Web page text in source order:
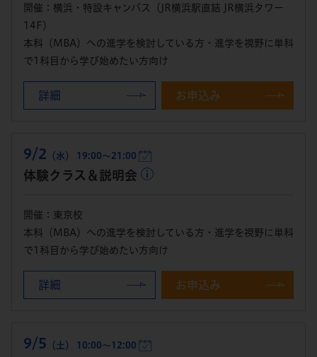
開催：横浜・特設キャンパス（JR横浜駅直結 JR横浜タワー
14F）
本科（MBA）への進学を検討している方・進学を視野に単科
で1科目から学び始めたい方向け
詳細 お申込み
9/2 （水） 19:00～21:00
体験クラス＆説明会
開催：東京校
本科（MBA）への進学を検討している方・進学を視野に単科
で1科目から学び始めたい方向け
詳細 お申込み
9/5 （土） 10:00～12:00